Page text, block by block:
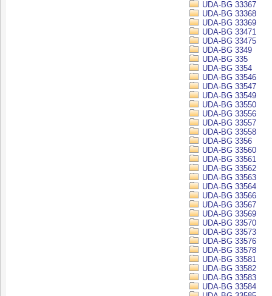
UDA-BG 33367
UDA-BG 33368
UDA-BG 33369
UDA-BG 33471
UDA-BG 33475
UDA-BG 3349
UDA-BG 335
UDA-BG 3354
UDA-BG 33546
UDA-BG 33547
UDA-BG 33549
UDA-BG 33550
UDA-BG 33556
UDA-BG 33557
UDA-BG 33558
UDA-BG 3356
UDA-BG 33560
UDA-BG 33561
UDA-BG 33562
UDA-BG 33563
UDA-BG 33564
UDA-BG 33566
UDA-BG 33567
UDA-BG 33569
UDA-BG 33570
UDA-BG 33573
UDA-BG 33576
UDA-BG 33578
UDA-BG 33581
UDA-BG 33582
UDA-BG 33583
UDA-BG 33584